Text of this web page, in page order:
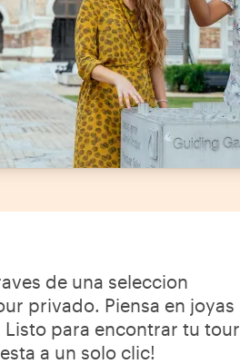
de una seleccion
privado. Piensa en joyas
para encontrar tu tour
a un solo clic!